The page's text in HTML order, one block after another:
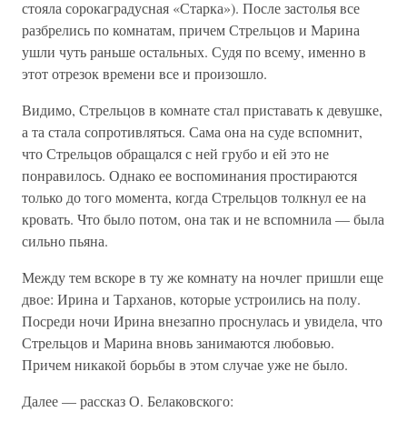
стояла сорокаградусная «Старка»). После застолья все
разбрелись по комнатам, причем Стрельцов и Марина
ушли чуть раньше остальных. Судя по всему, именно в
этот отрезок времени все и произошло.
Видимо, Стрельцов в комнате стал приставать к девушке,
а та стала сопротивляться. Сама она на суде вспомнит,
что Стрельцов обращался с ней грубо и ей это не
понравилось. Однако ее воспоминания простираются
только до того момента, когда Стрельцов толкнул ее на
кровать. Что было потом, она так и не вспомнила — была
сильно пьяна.
Между тем вскоре в ту же комнату на ночлег пришли еще
двое: Ирина и Тарханов, которые устроились на полу.
Посреди ночи Ирина внезапно проснулась и увидела, что
Стрельцов и Марина вновь занимаются любовью.
Причем никакой борьбы в этом случае уже не было.
Далее — рассказ О. Белаковского: